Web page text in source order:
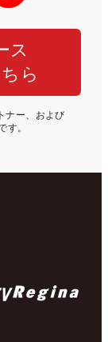
ス
ら
ナー、および
す。